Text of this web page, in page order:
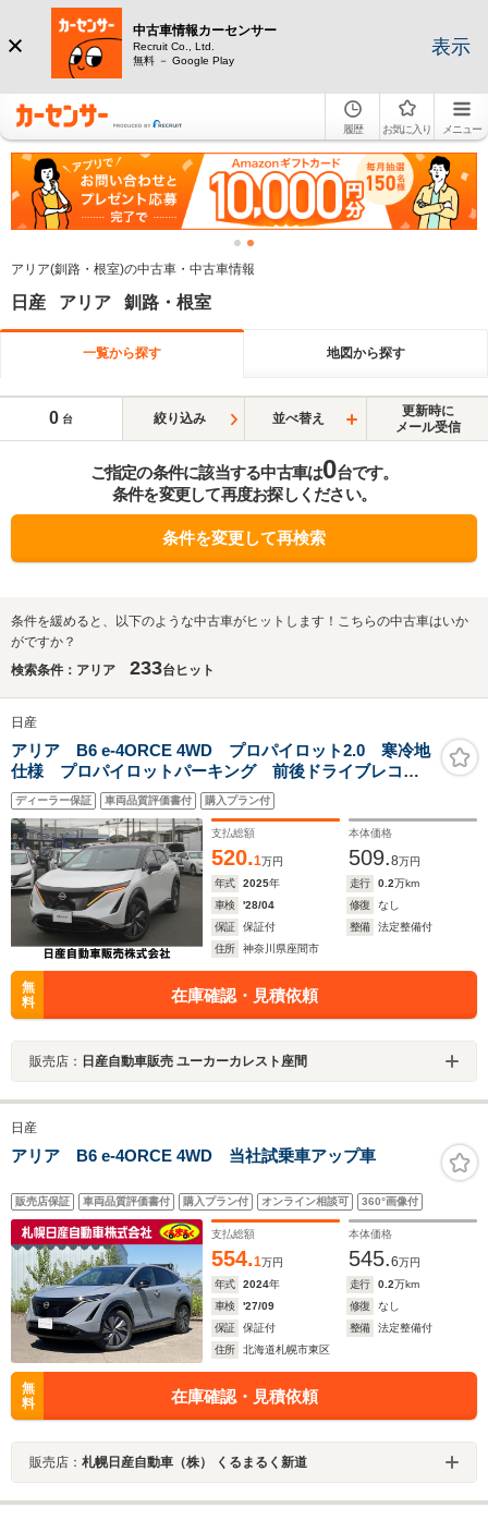
中古車情報カーセンサー
Recruit Co., Ltd.
無料 － Google Play
表示
履歴 お気に入り メニュー
アリア(釧路・根室)の中古車・中古車情報
日産 アリア 釧路・根室
一覧から探す 地図から探す
0 台 絞り込み 並べ替え
更新時に
メール受信
ご指定の条件に該当する中古車は0台です。
条件を変更して再度お探しください。
条件を変更して再検索
条件を緩めると、以下のような中古車がヒットします！こちらの中古車はいか
がですか？
検索条件：アリア
233台ヒット
日産
アリア B6 e-4ORCE 4WD プロパイロット2.0 寒冷地
仕様 プロパイロットパーキング 前後ドライブレコー
ダー
ディーラー保証 車両品質評価書付 購入プラン付
支払総額
520.1万円
本体価格
509.8万円
年式
2025年 走行 0.2万km
車検
'28/04 修復
なし
保証
保証付 整備
法定整備付
住所
神奈川県座間市
無
料
在庫確認・見積依頼
販売店： 日産自動車販売 ユーカーカレスト座間
日産
アリア B6 e-4ORCE 4WD 当社試乗車アップ車
販売店保証 車両品質評価書付 購入プラン付 オンライン相談可 360°画像付
支払総額
554.1万円
本体価格
545.6万円
年式
2024年 走行 0.2万km
車検
'27/09 修復
なし
保証
保証付 整備
法定整備付
住所
北海道札幌市東区
無
料
在庫確認・見積依頼
販売店： 札幌日産自動車（株） くるまるく新道